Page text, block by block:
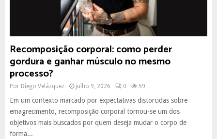
Recomposição corporal: como perder
gordura e ganhar músculo no mesmo
processo?
Por Diego Velázquez julho 9, 2026 0 59
Em um contexto marcado por expectativas distorcidas sobre
emagrecimento, recomposição corporal tornou-se um dos
objetivos mais buscados por quem deseja mudar o corpo de
forma...